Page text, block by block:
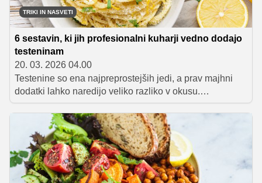
TRIKI IN NASVETI
6 sestavin, ki jih profesionalni kuharji vedno dodajo
testeninam
20. 03. 2026 04.00
Testenine so ena najpreprostejših jedi, a prav majhni
dodatki lahko naredijo veliko razliko v okusu.
Profesionalni kuharji pogosto uporabljajo nekaj
preprostih sestavin, s katerimi tudi najbolj osnoven
krožnik 'pašte' spremenijo v aromatično in uravnoteženo
jed.